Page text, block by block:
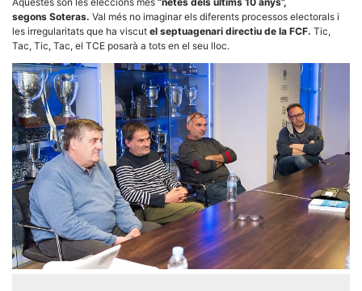
segons Soteras. Val més no imaginar els diferents processos electorals i
les irregularitats que ha viscut el septuagenari directiu de la FCF. Tic,
Tac, Tic, Tac, el TCE posarà a tots en el seu lloc.